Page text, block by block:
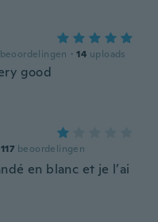
beoordelingen · 14 uploads
good
117 beoordelingen
en blanc et je l’ai